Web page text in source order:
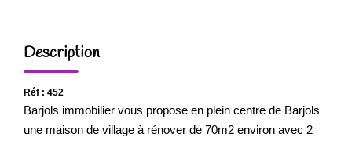
Description
Réf : 452
Barjols immobilier vous propose en plein centre de Barjols
une maison de village à rénover de 70m2 environ avec 2